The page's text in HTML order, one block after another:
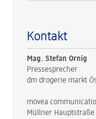
Kontakt
Mag. Stefan Ornig
Pressesprecher
dm drogerie markt
movea
Müllner Hauptstraße